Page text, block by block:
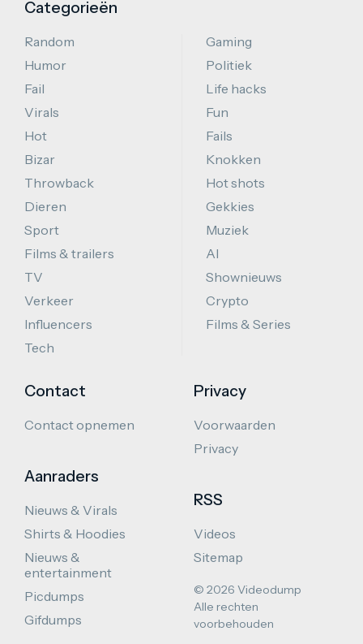
Categorieën
Random
Humor
Fail
Virals
Hot
Bizar
Throwback
Dieren
Sport
Films & trailers
TV
Verkeer
Influencers
Tech
Gaming
Politiek
Life hacks
Fun
Fails
Knokken
Hot shots
Gekkies
Muziek
AI
Shownieuws
Crypto
Films & Series
Contact
Contact opnemen
Aanraders
Nieuws & Virals
Shirts & Hoodies
Nieuws &
entertainment
Picdumps
Gifdumps
Privacy
Voorwaarden
Privacy
RSS
Videos
Sitemap
© 2026 Videodump
Alle rechten
voorbehouden